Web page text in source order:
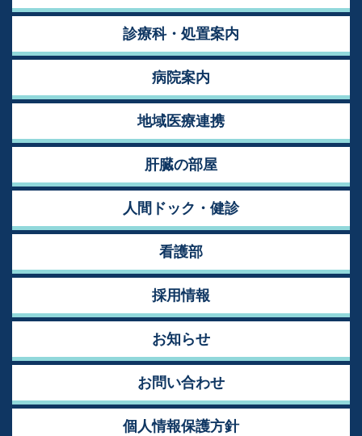
診療科・処置案内
病院案内
地域医療連携
肝臓の部屋
人間ドック・健診
看護部
採用情報
お知らせ
お問い合わせ
個人情報保護方針